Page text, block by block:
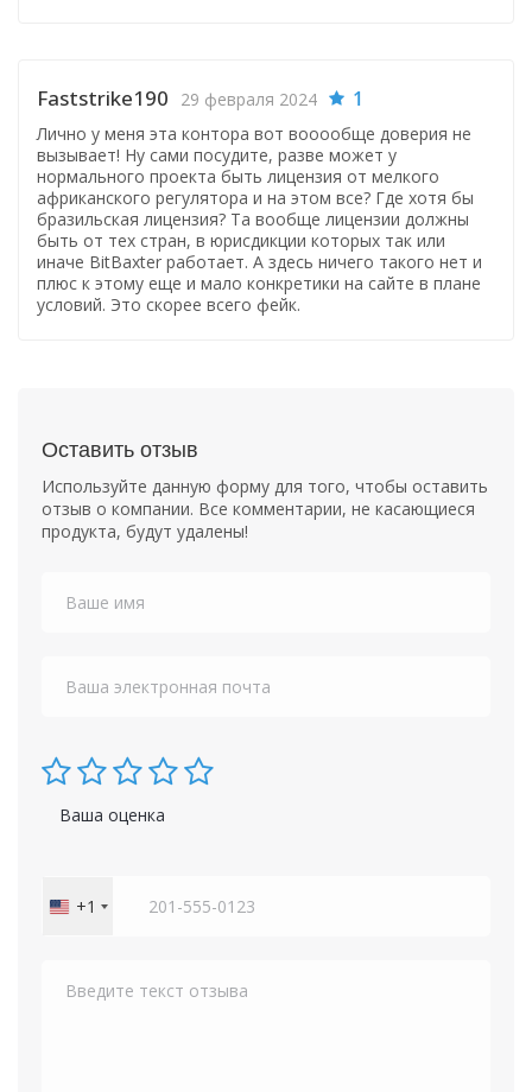
Faststrike190 29 февраля 2024 1
Лично у меня эта контора вот вооообще доверия не
вызывает! Ну сами посудите, разве может у
нормального проекта быть лицензия от мелкого
африканского регулятора и на этом все? Где хотя бы
бразильская лицензия? Та вообще лицензии должны
быть от тех стран, в юрисдикции которых так или
иначе BitBaxter работает. А здесь ничего такого нет и
плюс к этому еще и мало конкретики на сайте в плане
условий. Это скорее всего фейк.
Оставить отзыв
Используйте данную форму для того, чтобы оставить
отзыв о компании. Все комментарии, не касающиеся
продукта, будут удалены!
Ваша оценка
United
+1